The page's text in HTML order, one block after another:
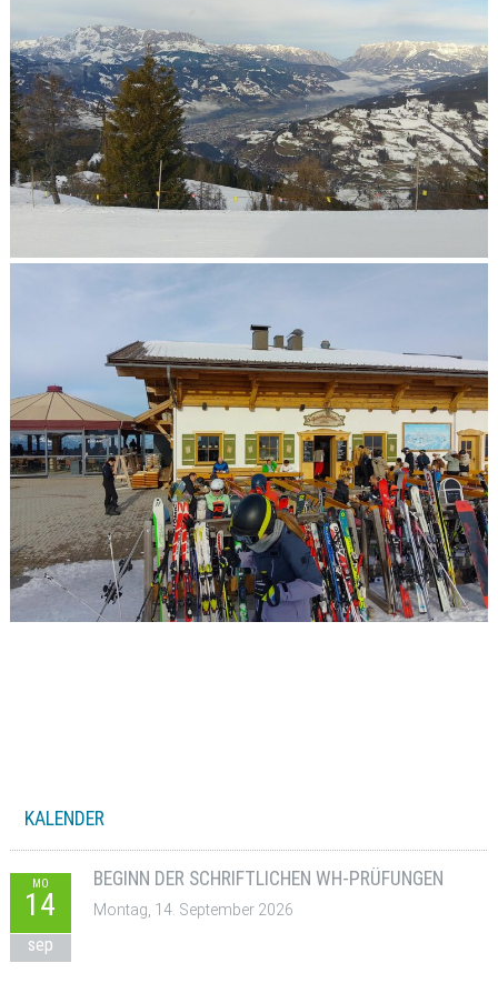
KALENDER
MO
14
sep
BEGINN DER SCHRIFTLICHEN WH-PRÜFUNGEN
Montag, 14. September 2026